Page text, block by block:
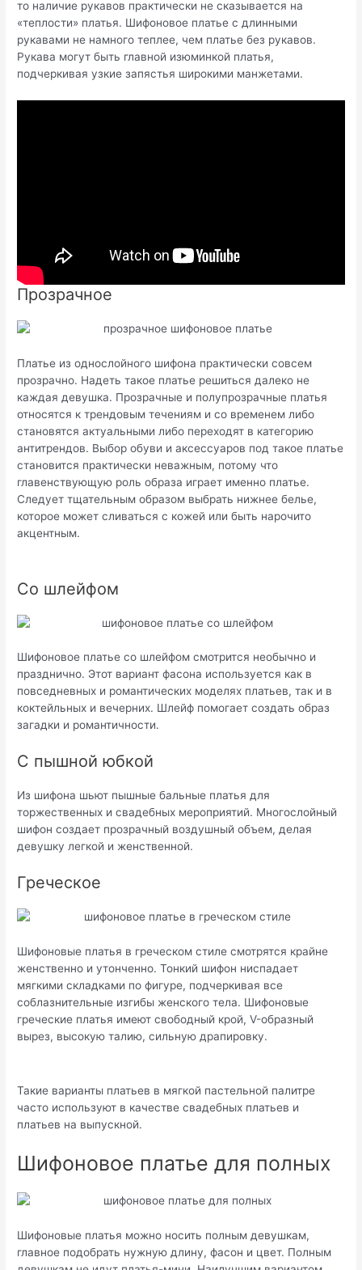
то наличие рукавов практически не сказывается на
«теплости» платья. Шифоновое платье с длинными
рукавами не намного теплее, чем платье без рукавов.
Рукава могут быть главной изюминкой платья,
подчеркивая узкие запястья широкими манжетами.
Прозрачное
Платье из однослойного шифона практически совсем
прозрачно. Надеть такое платье решиться далеко не
каждая девушка. Прозрачные и полупрозрачные платья
относятся к трендовым течениям и со временем либо
становятся актуальными либо переходят в категорию
антитрендов. Выбор обуви и аксессуаров под такое платье
становится практически неважным, потому что
главенствующую роль образа играет именно платье.
Следует тщательным образом выбрать нижнее белье,
которое может сливаться с кожей или быть нарочито
акцентным.
Со шлейфом
Шифоновое платье со шлейфом смотрится необычно и
празднично. Этот вариант фасона используется как в
повседневных и романтических моделях платьев, так и в
коктейльных и вечерних. Шлейф помогает создать образ
загадки и романтичности.
С пышной юбкой
Из шифона шьют пышные бальные платья для
торжественных и свадебных мероприятий. Многослойный
шифон создает прозрачный воздушный объем, делая
девушку легкой и женственной.
Греческое
Шифоновые платья в греческом стиле смотрятся крайне
женственно и утонченно. Тонкий шифон ниспадает
мягкими складками по фигуре, подчеркивая все
соблазнительные изгибы женского тела. Шифоновые
греческие платья имеют свободный крой, V-образный
вырез, высокую талию, сильную драпировку.
Такие варианты платьев в мягкой пастельной палитре
часто используют в качестве свадебных платьев и
платьев на выпускной.
Шифоновое платье для полных
Шифоновые платья можно носить полным девушкам,
главное подобрать нужную длину, фасон и цвет. Полным